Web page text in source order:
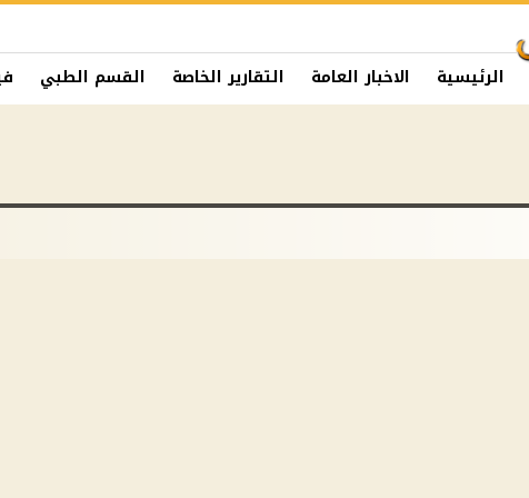
الرئيسية الاخبار العامة التقارير الخاصة القسم الطبي